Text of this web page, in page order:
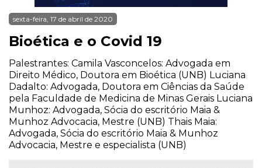
sexta-feira, 17 de abril de 2020
Bioética e o Covid 19
Palestrantes: Camila Vasconcelos: Advogada em
Direito Médico, Doutora em Bioética (UNB) Luciana
Dadalto: Advogada, Doutora em Ciências da Saúde
pela Faculdade de Medicina de Minas Gerais Luciana
Munhoz: Advogada, Sócia do escritório Maia &
Munhoz Advocacia, Mestre (UNB) Thais Maia:
Advogada, Sócia do escritório Maia & Munhoz
Advocacia, Mestre e especialista (UNB)